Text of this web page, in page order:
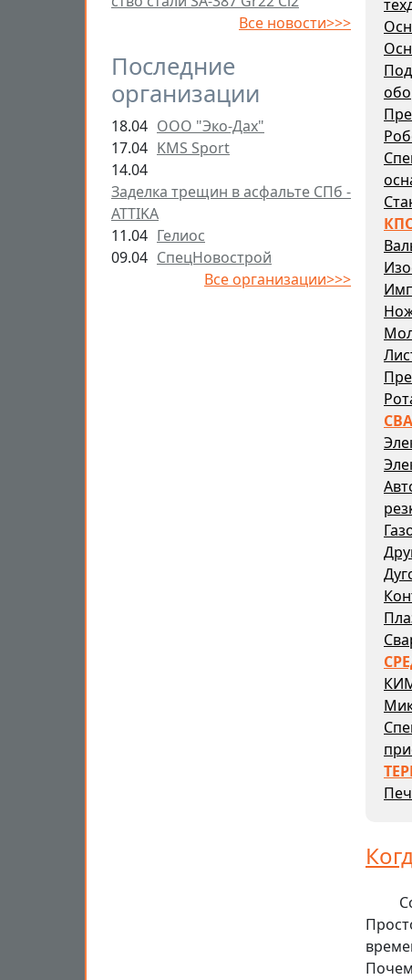
Все новости>>>
Последние
организации
18.04 ООО "Эко-Дах"
17.04 KMS Sport
14.04
Заделка трещин в асфальте СПб -
ATTIKA
11.04 Гелиос
09.04 СпецНовострой
Все организации>>>